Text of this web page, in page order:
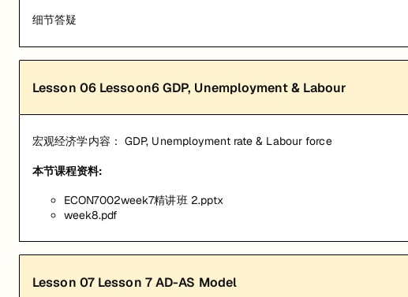
细节答疑
Lesson 06 Lessoon6 GDP, Unemployment & Labour
宏观经济学内容： GDP, Unemployment rate & Labour force
本节课程资料:
ECON7002week7精讲班 2.pptx
week8.pdf
Lesson 07 Lesson 7 AD-AS Model